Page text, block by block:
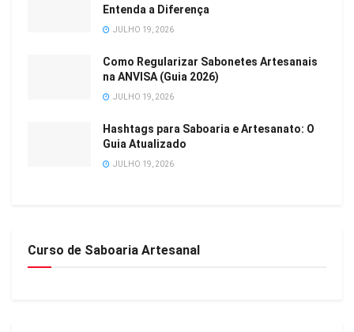
Entenda a Diferença
JULHO 19, 2026
Como Regularizar Sabonetes Artesanais
na ANVISA (Guia 2026)
JULHO 19, 2026
Hashtags para Saboaria e Artesanato: O
Guia Atualizado
JULHO 19, 2026
Curso de Saboaria Artesanal